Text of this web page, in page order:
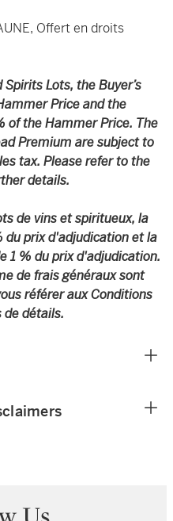
Offert en droits
Lots, the Buyer’s
Price and the
of the Hammer Price. The
Premium are subject to
tax. Please refer to the
details.
de vins et spiritueux, la
prix d'adjudication et la
1 % du prix d'adjudication.
de frais généraux sont
référer aux Conditions
de détails.